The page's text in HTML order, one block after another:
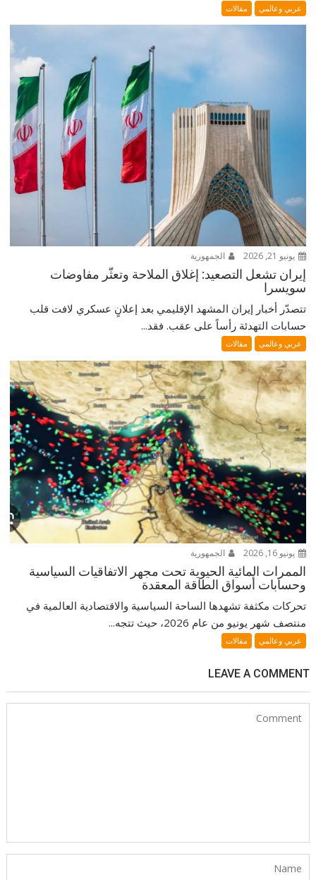
عربي وعالمي مقالات
يونيو 21, 2026 الجمهورية
إيران تشعل التصعيد: إغلاق الملاحة وتعثّر مفاوضات
سويسرا
تتصدّر أخبار إيران المشهد الإقليمي بعد إعلانٍ عسكري لافت قلب
حسابات التهدئة رأساً على عقب. فقد...
عربي وعالمي مقالات
يونيو 16, 2026 الجمهورية
الممرات المائية الحيوية تحت مجهر الاتفاقيات السياسية
وحسابات أسواق الطاقة المعقدة
تحركات مكثفة تشهدها الساحة السياسية والاقتصادية العالمية في
منتصف شهر يونيو من عام 2026، حيث تتجه...
عربي وعالمي مقالات
LEAVE A COMMENT